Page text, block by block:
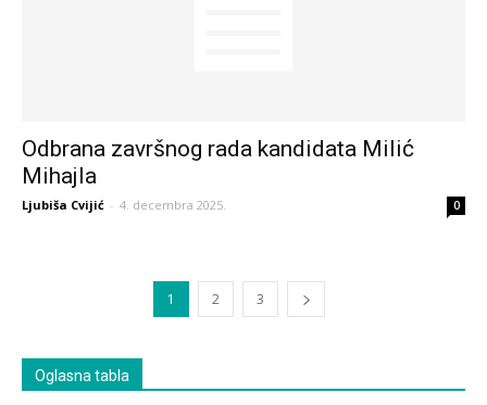
Odbrana završnog rada kandidata Milić
Mihajla
Ljubiša Cvijić - 4. decembra 2025. 0
1 2 3
Oglasna tabla